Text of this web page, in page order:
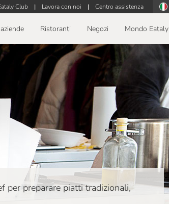
Club | Lavora con noi | Centro assistenza
Ristoranti Negozi Mondo Eataly
per preparare piatti tradizionali,